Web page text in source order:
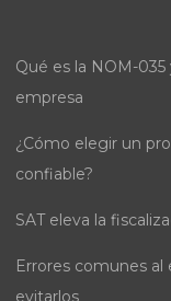
Qué es la NOM-
empresa
¿Cómo elegir un
confiable?
SAT eleva la
Errores comunes
evitarlos